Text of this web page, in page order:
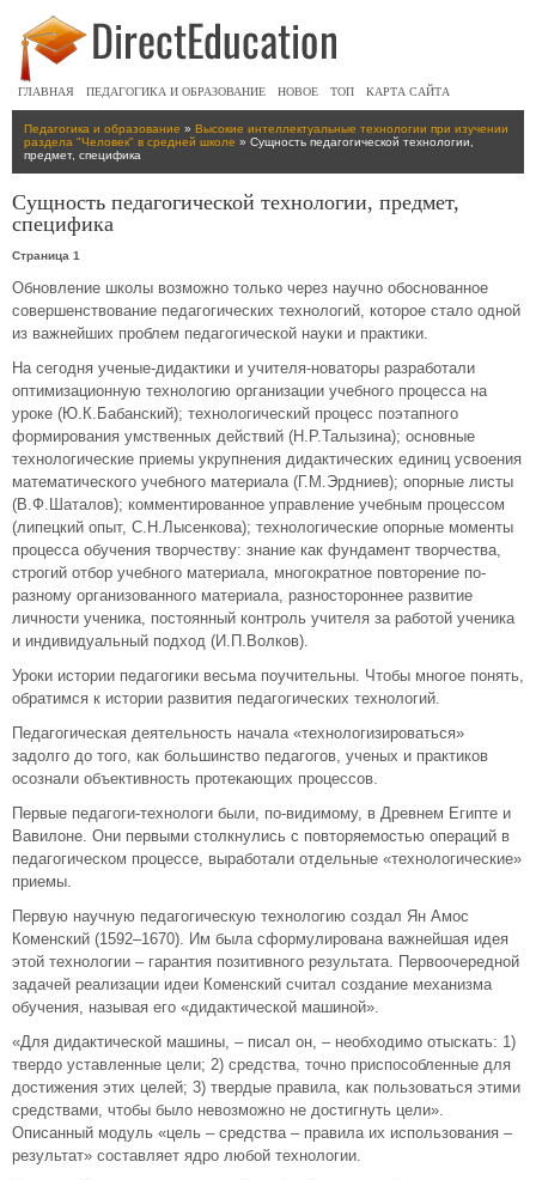
ГЛАВНАЯ ПЕДАГОГИКА И ОБРАЗОВАНИЕ НОВОЕ ТОП КАРТА САЙТА
Педагогика и образование » Высокие интеллектуальные технологии при изучении
раздела "Человек" в средней школе » Сущность педагогической технологии,
предмет, специфика
Сущность педагогической технологии, предмет,
специфика
Страница 1
Обновление школы возможно только через научно обоснованное
совершенствование педагогических технологий, которое стало одной
из важнейших проблем педагогической науки и практики.
На сегодня ученые-дидактики и учителя-новаторы разработали
оптимизационную технологию организации учебного процесса на
уроке (Ю.К.Бабанский); технологический процесс поэтапного
формирования умственных действий (Н.Р.Талызина); основные
технологические приемы укрупнения дидактических единиц усвоения
математического учебного материала (Г.М.Эрдниев); опорные листы
(В.Ф.Шаталов); комментированное управление учебным процессом
(липецкий опыт, С.Н.Лысенкова); технологические опорные моменты
процесса обучения творчеству: знание как фундамент творчества,
строгий отбор учебного материала, многократное повторение по-
разному организованного материала, разностороннее развитие
личности ученика, постоянный контроль учителя за работой ученика
и индивидуальный подход (И.П.Волков).
Уроки истории педагогики весьма поучительны. Чтобы многое понять,
обратимся к истории развития педагогических технологий.
Педагогическая деятельность начала «технологизироваться»
задолго до того, как большинство педагогов, ученых и практиков
осознали объективность протекающих процессов.
Первые педагоги-технологи были, по-видимому, в Древнем Египте и
Вавилоне. Они первыми столкнулись с повторяемостью операций в
педагогическом процессе, выработали отдельные «технологические»
приемы.
Первую научную педагогическую технологию создал Ян Амос
Коменский (1592–1670). Им была сформулирована важнейшая идея
этой технологии – гарантия позитивного результата. Первоочередной
задачей реализации идеи Коменский считал создание механизма
обучения, называя его «дидактической машиной».
«Для дидактической машины, – писал он, – необходимо отыскать: 1)
твердо уставленные цели; 2) средства, точно приспособленные для
достижения этих целей; 3) твердые правила, как пользоваться этими
средствами, чтобы было невозможно не достигнуть цели».
Описанный модуль «цель – средства – правила их использования –
результат» составляет ядро любой технологии.